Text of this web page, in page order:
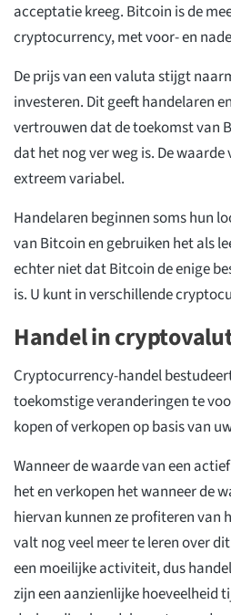
acceptatie kreeg. Bitcoin is de
cryptocurrency, met voor- en
De prijs van een valuta stijgt
investeren. Dit geeft handelaren
vertrouwen dat de toekomst van
dat het nog ver weg is. De
extreem variabel.
Handelaren beginnen soms hun
van Bitcoin en gebruiken het als
echter niet dat Bitcoin de enige
is. U kunt in verschillende
Handel in
Cryptocurrency-handel
toekomstige veranderingen te
kopen of verkopen op basis van
Wanneer de waarde van een
het en verkopen het wanneer de
hiervan kunnen ze profiteren van
valt nog veel meer te leren over
een moeilijke activiteit, dus
zijn een aanzienlijke hoeveelheid